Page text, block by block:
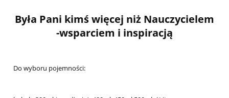
Była Pani kimś więcej niż Nauczycielem
-wsparciem i inspiracją
Do wyboru pojemności: